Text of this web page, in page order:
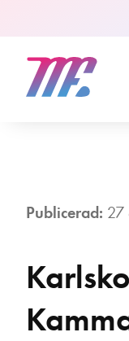
Tillbaka
Publicerad: 27